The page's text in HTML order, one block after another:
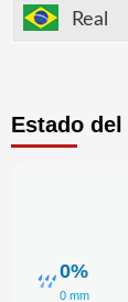
Real
Estado
0%
0 mm